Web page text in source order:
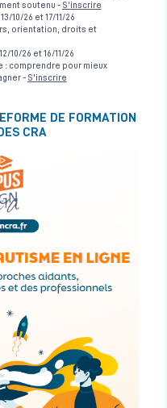
en distanciel soit 35h au total
07/10/2026 au 08/10/2026
soutenu - S'inscrire
10/26 et 17/11/26
orientation, droits et
10/26 et 16/11/26
: comprendre pour mieux
- S'inscrire
DE FORMATION
CRA